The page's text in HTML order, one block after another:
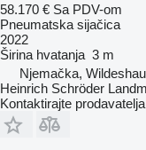
58.170 € Sa PDV-om
Pneumatska sijačica
2022
Širina hvatanja 3 m
Njemačka,
Heinrich Schröder
Kontaktirajte prodavatelja